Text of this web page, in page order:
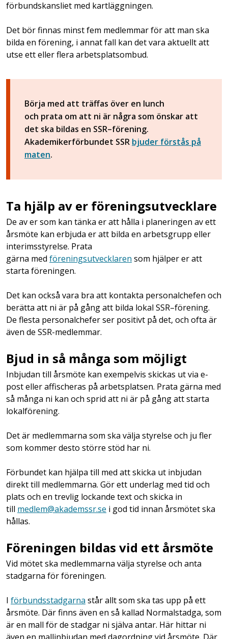
förbundskansliet med kartläggningen.
Det bör finnas minst fem medlemmar för att man ska
bilda en förening, i annat fall kan det vara aktuellt att
utse ett eller flera arbetsplatsombud.
Börja med att träffas över en lunch
och prata om att ni är några som önskar att
det ska bildas en SSR–förening.
Akademikerförbundet SSR bjuder förstås på
maten.
Ta hjälp av er föreningsutvecklare
De av er som kan tänka er att hålla i planeringen av ett
årsmöte kan erbjuda er att bilda en arbetsgrupp eller
interimsstyrelse. Prata
gärna med föreningsutvecklaren som hjälper er att
starta föreningen.
Det kan också vara bra att kontakta personalchefen och
berätta att ni är på gång att bilda lokal SSR–förening.
De flesta personalchefer ser positivt på det, och ofta är
även de SSR-medlemmar.
Bjud in så många som möjligt
Inbjudan till årsmöte kan exempelvis skickas ut via e-
post eller affischeras på arbetsplatsen. Prata gärna med
så många ni kan och sprid att ni är på gång att starta
lokalförening.
Det är medlemmarna som ska välja styrelse och ju fler
som kommer desto större stöd har ni.
Förbundet kan hjälpa till med att skicka ut inbjudan
direkt till medlemmarna. Gör ett underlag med tid och
plats och en trevlig lockande text och skicka in
till medlem@akademssr.se i god tid innan årsmötet ska
hållas.
Föreningen bildas vid ett årsmöte
Vid mötet ska medlemmarna välja styrelse och anta
stadgarna för föreningen.
I förbundsstadgarna står allt som ska tas upp på ett
årsmöte. Där finns även en så kallad Normalstadga, som
är en mall för de stadgar ni själva antar. Här hittar ni
även en mallinbjudan med dagordning vid årsmöte. Där